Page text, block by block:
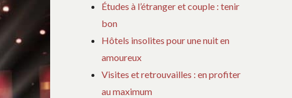
Études à l’étranger et couple : tenir
bon
Hôtels insolites pour une nuit en
amoureux
Visites et retrouvailles : en profiter
au maximum